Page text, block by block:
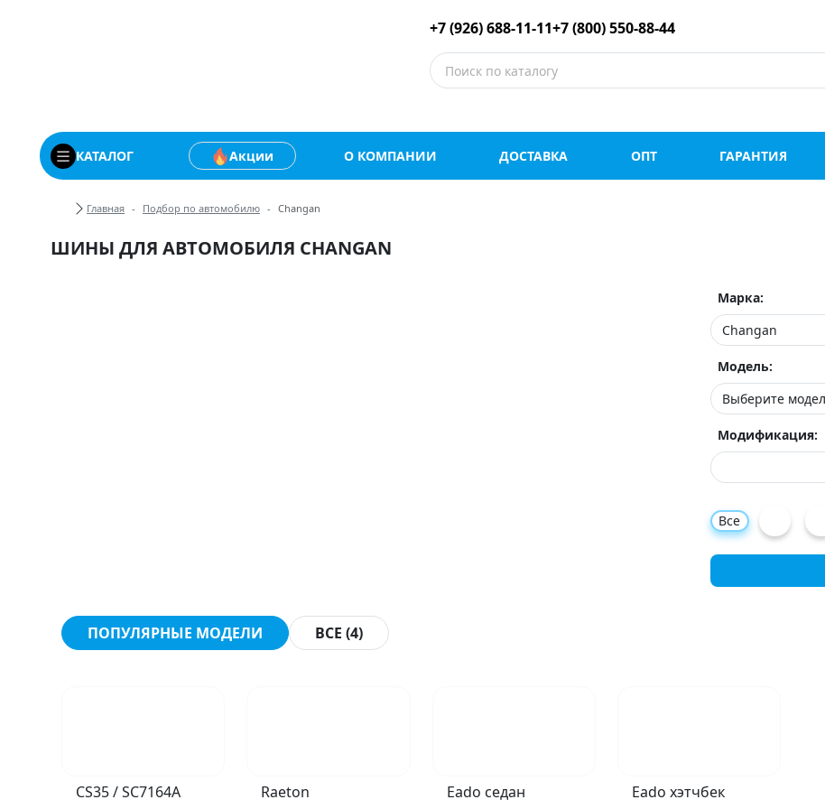
Купить автомобильные шины оптом и в
+7 (926) 688-11-11+7 (800) 550-88-44
КАТАЛОГ Акции О КОМПАНИИ ДОСТАВКА ОПТ ГАРАНТИЯ
Хлебные крошки
Главная Подбор по автомобилю Changan
ШИНЫ ДЛЯ АВТОМОБИЛЯ CHANGAN
Марка:
Модель:
Модификация:
Все
ПОПУЛЯРНЫЕ МОДЕЛИ ВСЕ (4)
CS35 / SC7164A Raeton Eado седан Eado хэтчбек